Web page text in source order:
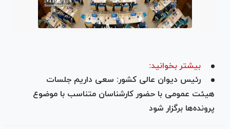
بیشتر بخوانید:
رئیس دیوان عالی کشور: سعی داریم جلسات
هیئت عمومی با حضور کارشناسان متناسب با موضوع
پرونده‌ها برگزار شود